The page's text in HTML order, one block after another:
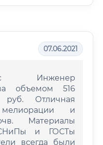
07.06.2021
Инженер
объемом 516
Отличная
и
Материалы
СНиПы и ГОСТы
всегда были